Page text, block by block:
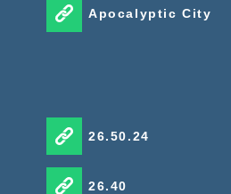
Apocalyptic City
26.50.24
26.40